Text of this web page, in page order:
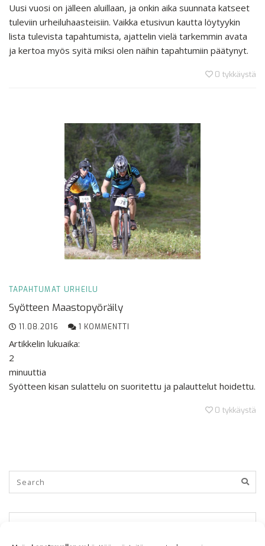
Uusi vuosi on jälleen aluillaan, ja onkin aika suunnata katseet
tuleviin urheiluhaasteisiin. Vaikka etusivun kautta löytyykin
lista tulevista tapahtumista, ajattelin vielä tarkemmin avata
ja kertoa myös syitä miksi olen näihin tapahtumiin päätynyt.
0 tykkäystä
TAPAHTUMAT URHEILU
Syötteen Maastopyöräily
11.08.2016 1 KOMMENTTI
Artikkelin lukuaika:
2
minuuttia
Syötteen kisan sulattelu on suoritettu ja palauttelut hoidettu.
0 tykkäystä